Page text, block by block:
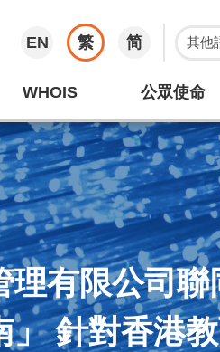
EN 繁 简
WHOIS 公眾使命
理有限公司
」 針對香港